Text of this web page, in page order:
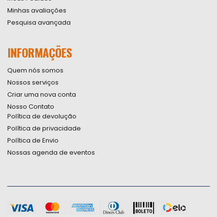
Minhas avaliações
Pesquisa avançada
INFORMAÇÕES
Quem nós somos
Nossos serviços
Criar uma nova conta
Nosso Contato
Política de devolução
Política de privacidade
Política de Envio
Nossas agenda de eventos